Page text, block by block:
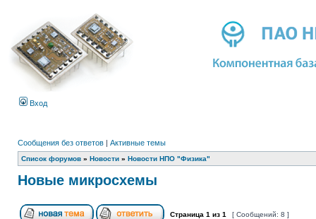
Вход
Сообщения без ответов | Активные темы
Список форумов » Новости » Новости НПО "Физика"
Новые микросхемы
Страница 1 из 1 [ Сообщений: 8 ]